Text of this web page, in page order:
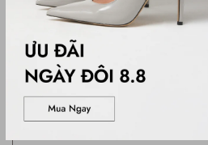
Màu sắc BLACK/GOLD MULTI